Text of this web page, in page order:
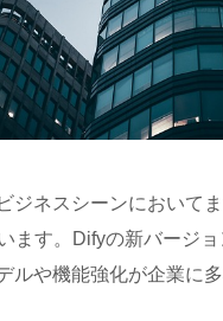
ジネスシーンにおいて
ます。Difyの新バージ
ルや機能強化が企業に